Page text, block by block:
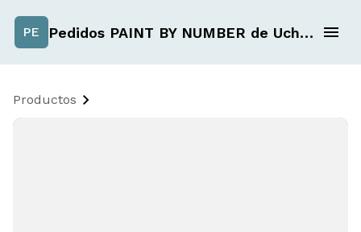
PE Pedidos PAINT BY NUMBER de Uchiselection
Productos